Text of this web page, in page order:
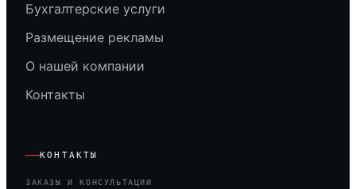
Бухгалтерские услуги
Размещение рекламы
О нашей компании
Контакты
КОНТАКТЫ
ЗАКАЗЫ И КОНСУЛЬТАЦИИ